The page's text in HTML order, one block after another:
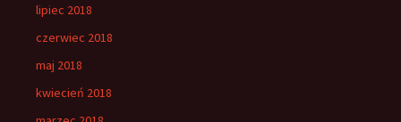
lipiec 2018
czerwiec 2018
maj 2018
kwiecień 2018